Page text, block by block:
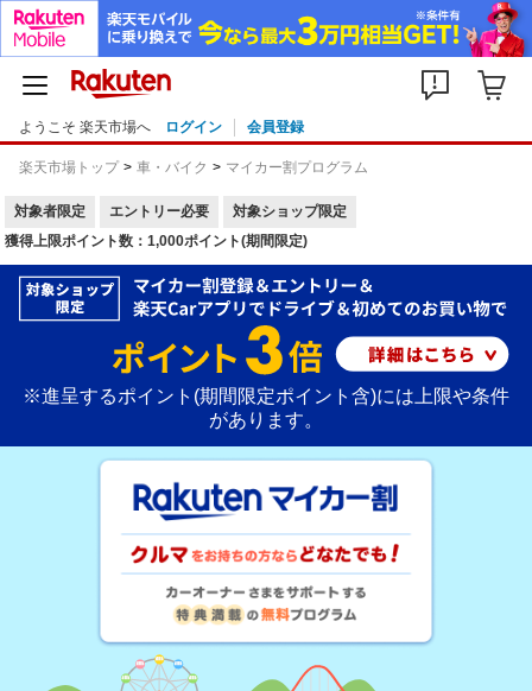
ようこそ 楽天市場へ ログイン 会員登録
楽天市場トップ 車・バイク マイカー割プログラム
対象者限定 エントリー必要
対象ショップ限定
獲得上限ポイント数：1,000ポイント(期間限定)
※進呈するポイント(期間限定ポイント含)には上限や条件
があります。